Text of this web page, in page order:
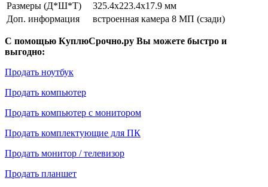
Размеры (Д*Ш*Т)
325.4x223.4x17.9 мм
Доп. информация
встроенная камера 8 МП (сзади)
С помощью КуплюСрочно.ру Вы можете быстро и
выгодно:
Продать ноутбук
Продать компьютер
Продать компьютер с монитором
Продать комплектующие для ПК
Продать монитор / телевизор
Продать планшет